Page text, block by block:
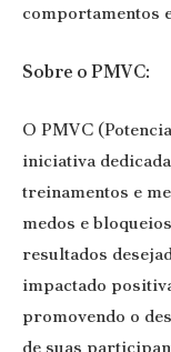
comportamentos
Sobre o PMVC:
O PMVC
iniciativa
treinamentos e
medos e
resultados
impactado
promovendo o
de suas